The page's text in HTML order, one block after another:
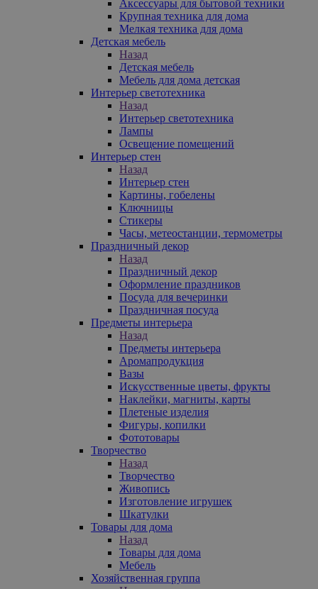
Аксессуары для бытовой техники
Крупная техника для дома
Мелкая техника для дома
Детская мебель
Назад
Детская мебель
Мебель для дома детская
Интерьер светотехника
Назад
Интерьер светотехника
Лампы
Освещение помещений
Интерьер стен
Назад
Интерьер стен
Картины, гобелены
Ключницы
Стикеры
Часы, метеостанции, термометры
Праздничный декор
Назад
Праздничный декор
Оформление праздников
Посуда для вечеринки
Праздничная посуда
Предметы интерьера
Назад
Предметы интерьера
Аромапродукция
Вазы
Искусственные цветы, фрукты
Наклейки, магниты, карты
Плетеные изделия
Фигуры, копилки
Фототовары
Творчество
Назад
Творчество
Живопись
Изготовление игрушек
Шкатулки
Товары для дома
Назад
Товары для дома
Мебель
Хозяйственная группа